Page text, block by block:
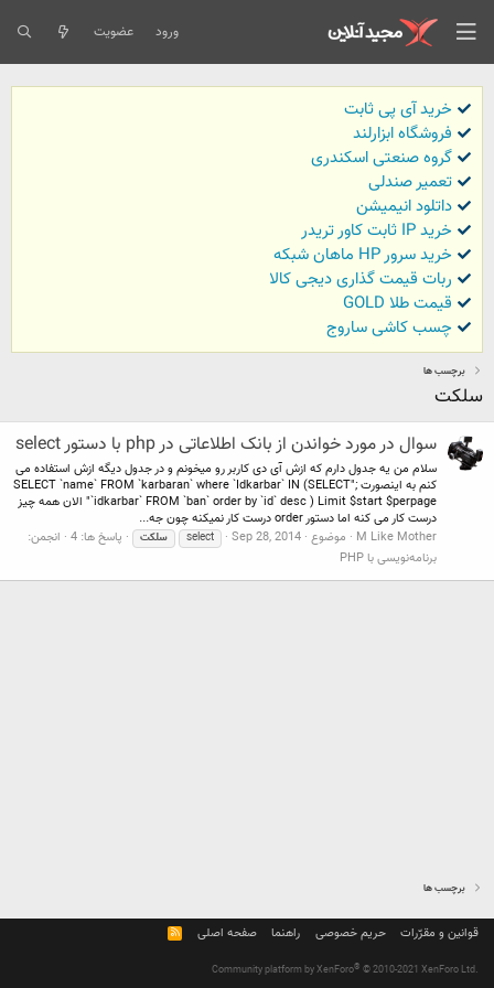
ورود عضویت
خرید آی پی ثابت
فروشگاه ابزارلند
گروه صنعتی اسکندری
تعمیر صندلی
داتلود انیمیشن
خرید IP ثابت کاور تریدر
خرید سرور HP ماهان شبکه
ربات قیمت گذاری دیجی کالا
قیمت طلا GOLD
چسب کاشی ساروج
برچسب ها
سلکت
سوال در مورد خواندن از بانک اطلاعاتی در php با دستور select
سلام من یه جدول دارم که ازش آی دی کاربر رو میخونم و در جدول دیگه ازش استفاده می
کنم به اینصورت ;"SELECT `name` FROM `karbaran` where `Idkarbar` IN (SELECT
`idkarbar` FROM `ban` order by `id` desc ) Limit $start $perpage" الان همه چیز
درست کار می کنه اما دستور order درست کار نمیکنه چون جه...
M Like Mother
موضوع Sep 28, 2014
select سلکت پاسخ ها: 4
انجمن:
برنامه‌نویسی با PHP
برچسب ها
قوانین و مقرّرات حریم خصوصی راهنما صفحه اصلی
R
S
Community platform by XenForo® © 2010-2021 XenForo Ltd.